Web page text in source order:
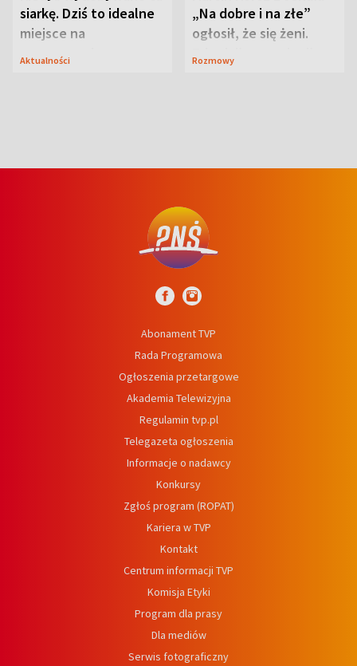
siarkę. Dziś to idealne
miejsce na
wypoczynek
Aktualności
„Na dobre i na złe”
ogłosił, że się żeni.
Zdradził, co zmienił
Rozmowy
Abonament TVP
Rada Programowa
Ogłoszenia przetargowe
Akademia Telewizyjna
Regulamin tvp.pl
Telegazeta ogłoszenia
Informacje o nadawcy
Konkursy
Zgłoś program (ROPAT)
Kariera w TVP
Kontakt
Centrum informacji TVP
Komisja Etyki
Program dla prasy
Dla mediów
Serwis fotograficzny